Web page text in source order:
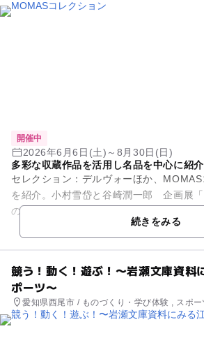
開催中
2026年6月6日(土)～8月30日(日)
多彩な収蔵作品を活用し名品を中心に紹介
セレクション：デルヴォーほか、
を紹介。小村雪岱と谷崎潤一郎 企画展
のすべて」に関連した小特集。現代の
続きをみる
競う！動く！遊ぶ！〜岩瀬文庫資料
ポーツ〜
愛知県西尾市 / ものづくり・学び体験 , スポー